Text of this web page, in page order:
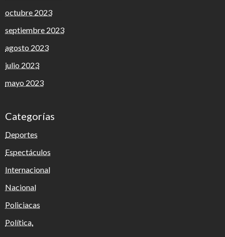
octubre 2023
septiembre 2023
agosto 2023
julio 2023
mayo 2023
Categorías
Deportes
Espectáculos
Internacional
Nacional
Policiacas
Política.